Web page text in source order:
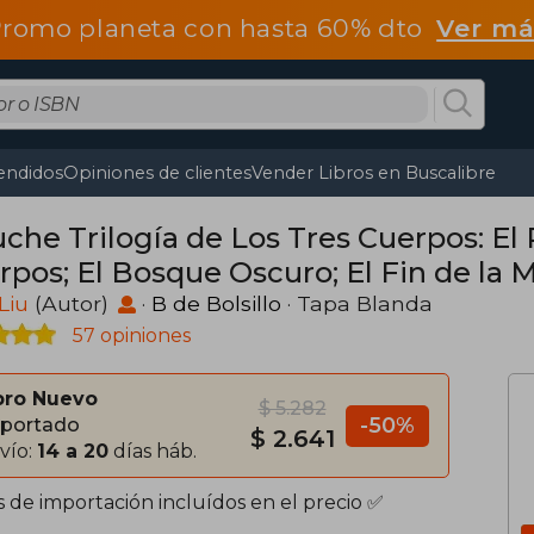
planeta con hasta 60% dtoVer
Opiniones de clientesVender Libros en Buscalibre
Trilogía de Los Tres Cuerpos:
El Bosque Oscuro; El Fin de la
Boxed Set: The Dark
(Autor) · B de Bolsillo · Tapa Blanda
57 opiniones
Nuevo
14 a 20 días háb.
$ 5.282
$ 2.641 -50%
de importación incluídos en el precio ✅